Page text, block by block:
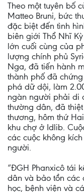
Theo một tuyên bố
Matteo Bruni, bức
đặc biệt đến tình
biên giới Thổ Nhĩ
lớn cuối cùng của
lượng chính phủ
Nga, đã tiến hành
thành phố đã
phá dữ dội, làm
ngàn người phải di
thường dân, đã
thương, hôm thứ
khu chợ ở Idlib.
các cuộc không
người.
“ĐGH Phanxicô tái
dân và bảo tồn các
học, bệnh viện và